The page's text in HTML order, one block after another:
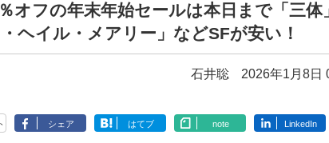
オフの年末年始セールは本日まで「三体
ヘイル・メアリー」などSFが安い！
石井聡 2026年1月8日
シェア はてブ note LinkedIn